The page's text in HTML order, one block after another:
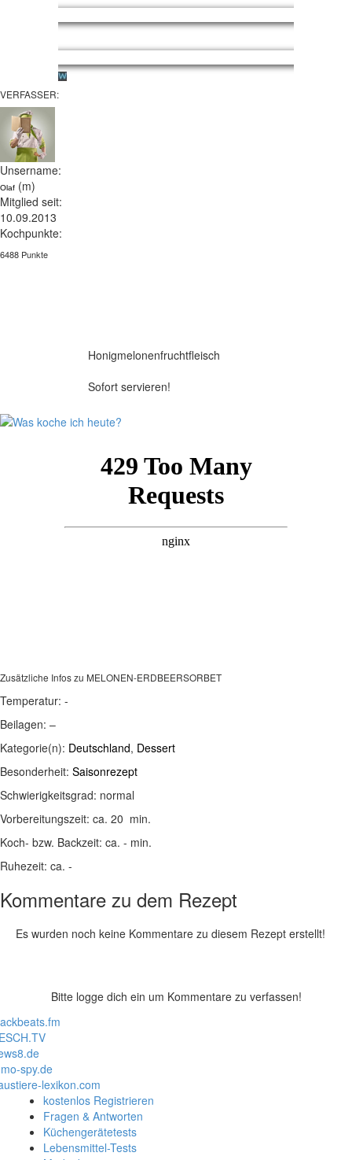
VERFASSER:
Unsername:
Olaf (m)
Mitglied seit:
10.09.2013
Kochpunkte:
6488 Punkte
Honigmelonenfruchtfleisch
Sofort servieren!
Zusätzliche Infos zu MELONEN-ERDBEERSORBET
Temperatur: -
Beilagen: –
Kategorie(n): Deutschland, Dessert
Besonderheit: Saisonrezept
Schwierigkeitsgrad: normal
Vorbereitungszeit: ca. 20 min.
Koch- bzw. Backzeit: ca. - min.
Ruhezeit: ca. -
Kommentare zu dem Rezept
Es wurden noch keine Kommentare zu diesem Rezept erstellt!
Bitte logge dich ein um Kommentare zu verfassen!
spy.de
lexikon.com
kostenlos Registrieren
Fragen & Antworten
Küchengerätetests
Lebensmittel-Tests